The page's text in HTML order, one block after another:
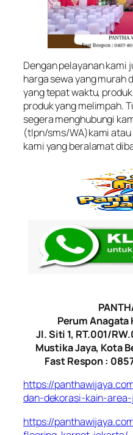
Dengan pelayanan kami
harga sewa yang murah
yang tepat waktu,
produk yang melimpah.
segera menghubungi
(tlpn/sms/WA)kami
kami yang beralamat
Perum Anagata
Jl. Siti 1, RT.001/
Mustika Jaya, Kota
Fast Respon :
https://
dan-dekorasi-kain-
https://